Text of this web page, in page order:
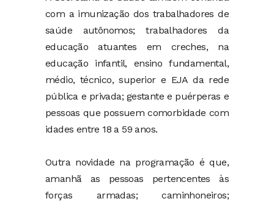
com a imunização dos trabalhadores de
saúde autônomos; trabalhadores da
educação atuantes em creches, na
educação infantil, ensino fundamental,
médio, técnico, superior e EJA da rede
pública e privada; gestante e puérperas e
pessoas que possuem comorbidade com
idades entre 18 a 59 anos.
Outra novidade na programação é que,
amanhã as pessoas pertencentes às
forças armadas; caminhoneiros;